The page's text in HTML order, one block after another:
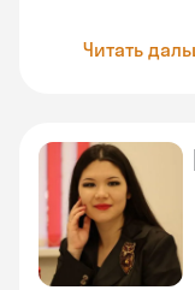
Читать